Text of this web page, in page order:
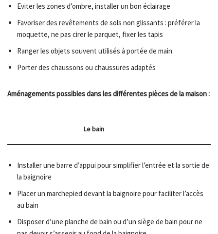
Eviter les zones d’ombre, installer un bon éclairage
Favoriser des revêtements de sols non glissants : préférer la
moquette, ne pas cirer le parquet, fixer les tapis
Ranger les objets souvent utilisés à portée de main
Porter des chaussons ou chaussures adaptés
Aménagements possibles dans les différentes pièces de la maison :
Le bain
Installer une barre d’appui pour simplifier l’entrée et la sortie de
la baignoire
Placer un marchepied devant la baignoire pour faciliter l’accès
au bain
Disposer d’une planche de bain ou d’un siège de bain pour ne